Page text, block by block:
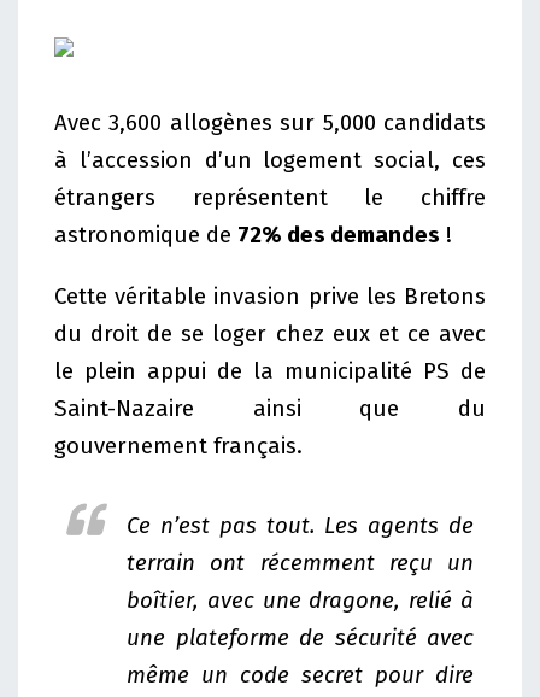
Avec 3,600 allogènes sur 5,000 candidats
à l’accession d’un logement social, ces
étrangers représentent le chiffre
astronomique de 72% des demandes !
Cette véritable invasion prive les Bretons
du droit de se loger chez eux et ce avec
le plein appui de la municipalité PS de
Saint-Nazaire ainsi que du
gouvernement français.
Ce n’est pas tout. Les agents de
terrain ont récemment reçu un
boîtier, avec une dragone, relié à
une plateforme de sécurité avec
même un code secret pour dire